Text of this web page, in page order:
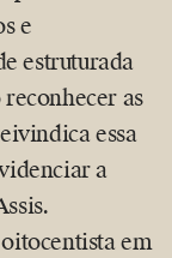
e
estruturada
as
essa
a
em